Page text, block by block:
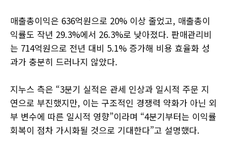
매출총이익은 636억원으로 20% 이상 줄었고, 매출총이
익률도 작년 29.3%에서 26.3%로 낮아졌다. 판매관리비
는 714억원으로 전년 대비 5.1% 증가해 비용 효율화 성
과가 충분히 드러나지 않았다.
지누스 측은 “3분기 실적은 관세 인상과 일시적 주문 지
연으로 부진했지만, 이는 구조적인 경쟁력 약화가 아닌 외
부 변수에 따른 일시적 영향”이라며 “4분기부터는 이익률
회복이 점차 가시화될 것으로 기대한다”고 설명했다.